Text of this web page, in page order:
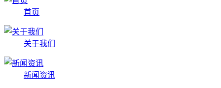
首页
关于我们
新闻资讯